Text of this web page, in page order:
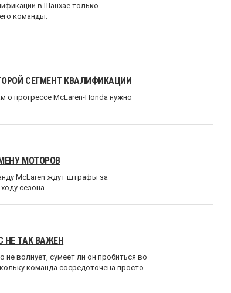
в Шанхае только
команды.
СЕГМЕНТ КВАЛИФИКАЦИИ
о прогрессе McLaren-Honda нужно
МОТОРОВ
McLaren ждут штрафы за
сезона.
НЕ ТАК ВАЖЕН
волнует, сумеет ли он пробиться во
команда сосредоточена просто